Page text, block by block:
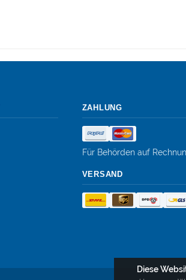
ZAHLUNG
Für Behörden auf
VERSAND
Diese